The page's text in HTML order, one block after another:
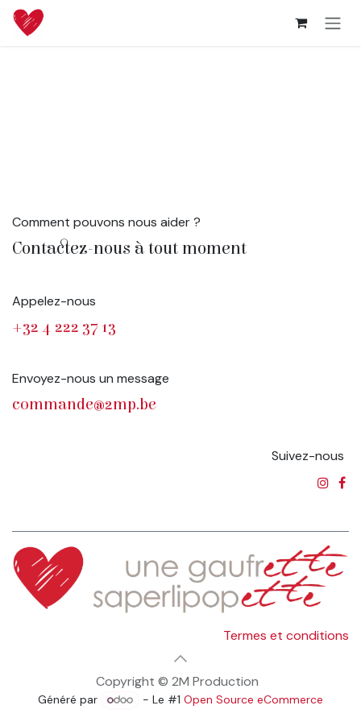
Se rendre au contenu
Comment pouvons nous aider ?
Contactez-nous à tout moment
Appelez-nous
+32 4 222 37 13
Envoyez-nous un message
commande@2mp.be
Suivez-nous
Termes et conditions
Copyright © 2M Production
Généré par - Le #1Open Source eCommerce